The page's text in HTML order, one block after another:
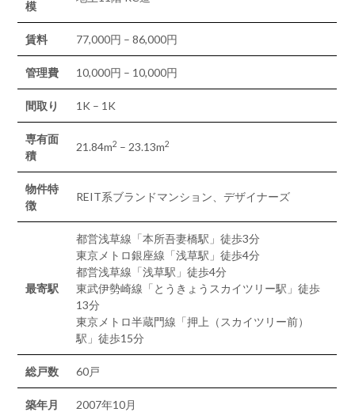
模
賃料 77,000円 – 86,000円
管理費 10,000円 – 10,000円
間取り 1K – 1K
専有面
積
21.84m2 – 23.13m2
物件特
徴
REIT系ブランドマンション、デザイナーズ
最寄駅
都営浅草線「本所吾妻橋駅」徒歩3分
東京メトロ銀座線「浅草駅」徒歩4分
都営浅草線「浅草駅」徒歩4分
東武伊勢崎線「とうきょうスカイツリー駅」徒歩
13分
東京メトロ半蔵門線「押上（スカイツリー前）
駅」徒歩15分
総戸数 60戸
築年月 2007年10月